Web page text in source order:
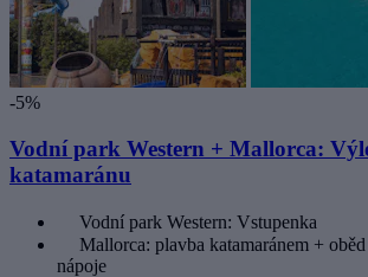
-5%
Vodní park Western + Mallorca:
katamaránu
Vodní park Western: Vstupenka
Mallorca: plavba katamaránem +
nápoje